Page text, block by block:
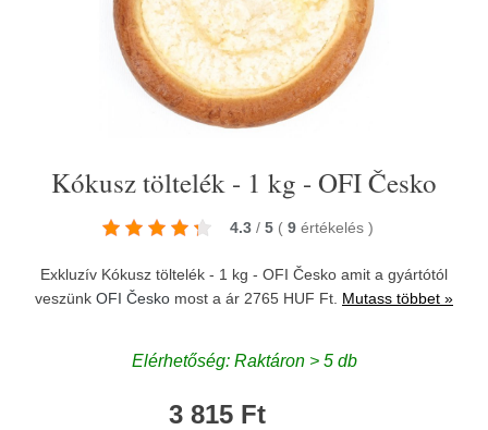
Kókusz töltelék - 1 kg - OFI Česko
4.3 / 5 ( 9 értékelés )
Exkluzív Kókusz töltelék - 1 kg - OFI Česko amit a gyártótól
veszünk OFI Česko most a ár 2765 HUF Ft. Mutass többet »
Elérhetőség: Raktáron > 5 db
3 815 Ft